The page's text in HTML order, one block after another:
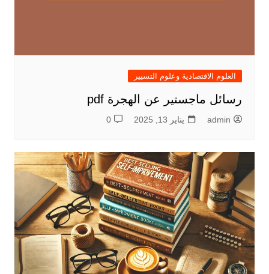
العلوم الاقتصادية وعلوم التسيير
رسائل ماجستير عن الهجرة pdf
admin يناير 13, 2025 0